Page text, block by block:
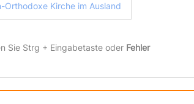
Orthodoxe Kirche im Ausland
Sie Strg + Eingabetaste oder Fehler